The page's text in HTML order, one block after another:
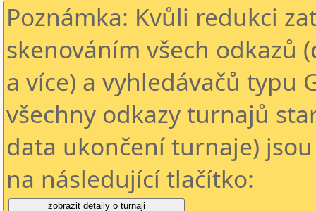
Poznámka: Kvůli redukci
skenováním všech odkazů
a více) a vyhledávačů typu
všechny odkazy turnajů
data ukončení turnaje)
na následující tlačítko: